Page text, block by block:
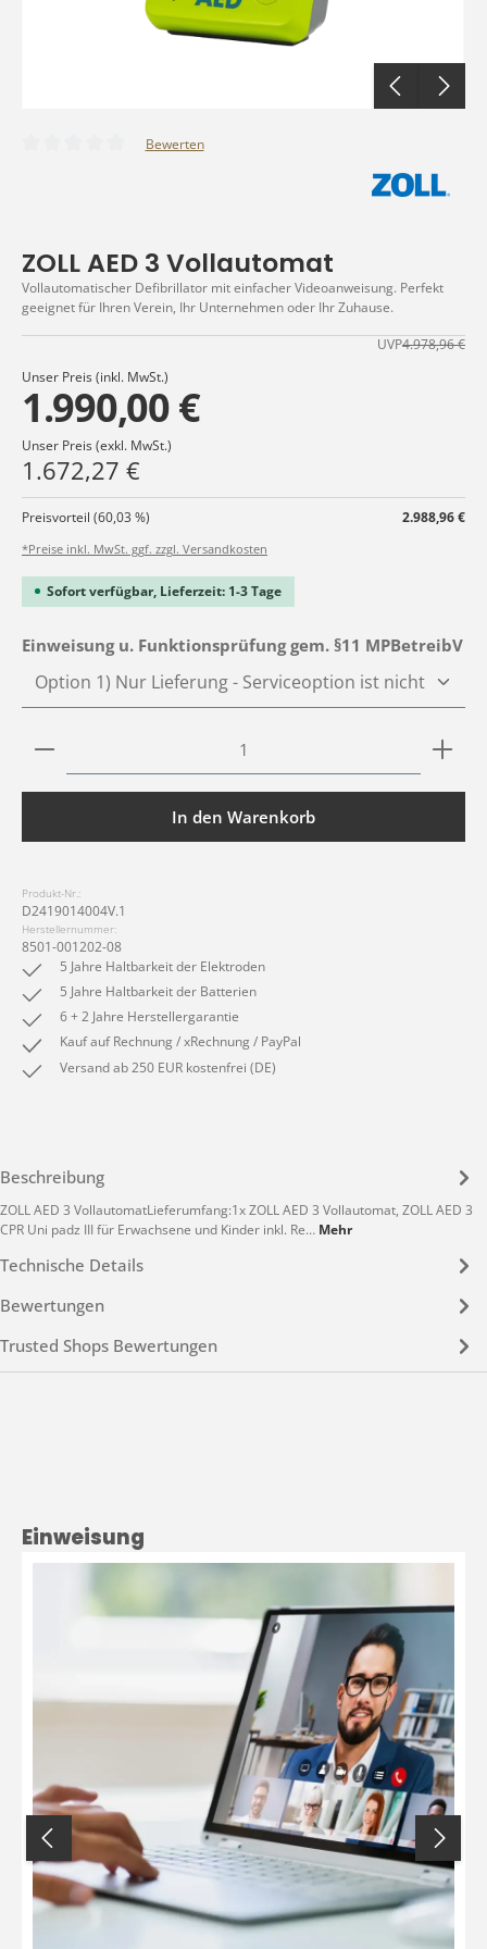
Bewerten
ZOLL AED 3 Vollautomat
Vollautomatischer Defibrillator mit einfacher Videoanweisung. Perfekt
geeignet für Ihren Verein, Ihr Unternehmen oder Ihr Zuhause.
UVP4.978,96 €
Unser Preis (inkl. MwSt.)
1.990,00 €
Unser Preis (exkl. MwSt.)
1.672,27 €
Preisvorteil (60,03 %) 2.988,96 €
*Preise inkl. MwSt. ggf. zzgl. Versandkosten
Sofort verfügbar, Lieferzeit: 1-3 Tage
Einweisung u. Funktionsprüfung gem. §11 MPBetreibV
Produkt Anzahl: Gib den gewünschten Wert ein
In den Warenkorb
Produkt-Nr.:
D2419014004V.1
Herstellernummer:
8501-001202-08
5 Jahre Haltbarkeit der Elektroden
5 Jahre Haltbarkeit der Batterien
6 + 2 Jahre Herstellergarantie
Kauf auf Rechnung / xRechnung / PayPal
Versand ab 250 EUR kostenfrei (DE)
Beschreibung
ZOLL AED 3 VollautomatLieferumfang:1x ZOLL AED 3 Vollautomat, ZOLL AED 3
CPR Uni padz III für Erwachsene und Kinder inkl. Re… Mehr
Technische Details
Bewertungen
Trusted Shops Bewertungen
Produktgalerie überspringen
Einweisung